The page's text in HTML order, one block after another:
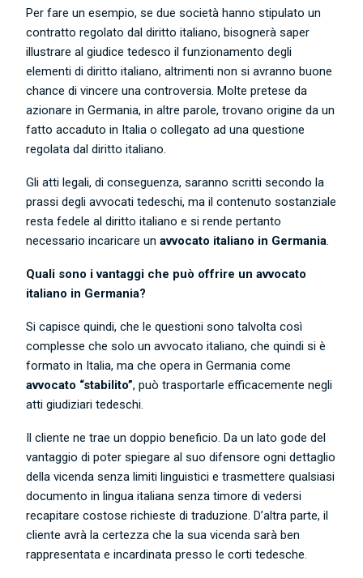
Per fare un esempio, se due società hanno stipulato un
contratto regolato dal diritto italiano, bisognerà saper
illustrare al giudice tedesco il funzionamento degli
elementi di diritto italiano, altrimenti non si avranno buone
chance di vincere una controversia. Molte pretese da
azionare in Germania, in altre parole, trovano origine da un
fatto accaduto in Italia o collegato ad una questione
regolata dal diritto italiano.
Gli atti legali, di conseguenza, saranno scritti secondo la
prassi degli avvocati tedeschi, ma il contenuto sostanziale
resta fedele al diritto italiano e si rende pertanto
necessario incaricare unavvocato italiano in Germania.
Quali sono i vantaggi che può offrire un avvocato
italiano in Germania?
Si capisce quindi, che le questioni sono talvolta così
complesse che solo un avvocato italiano, che quindi si è
formato in Italia, ma che opera in Germania come
avvocato “stabilito”, può trasportarle efficacemente negli
atti giudiziari tedeschi.
Il cliente ne trae un doppio beneficio. Da un lato gode del
vantaggio di poter spiegare al suo difensore ogni dettaglio
della vicenda senza limiti linguistici e trasmettere qualsiasi
documento in lingua italiana senza timore di vedersi
recapitare costose richieste di traduzione. D’altra parte, il
cliente avrà la certezza che la sua vicenda sarà ben
rappresentata e incardinata presso le corti tedesche.